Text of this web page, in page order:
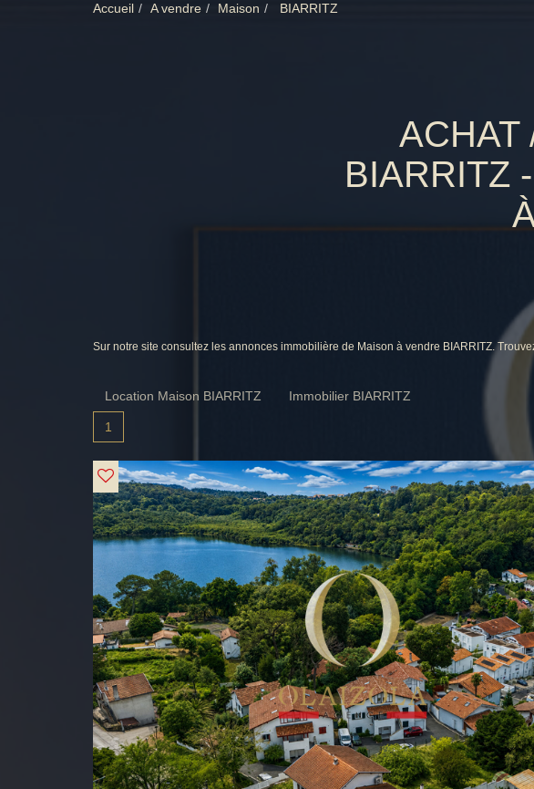
Accueil A vendre Maison BIARRITZ
ACHAT
BIARRITZ
Sur notre site consultez les annonces immobilière de Maison à vendre BIARRITZ.
Location Maison BIARRITZ Immobilier BIARRITZ
1